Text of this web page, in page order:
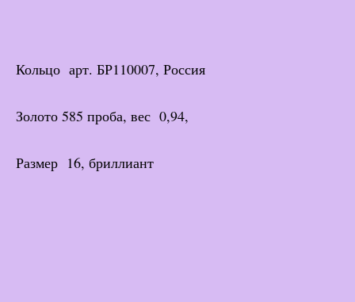
Кольцо арт. БР110007, Россия
Золото 585 проба, вес 0,94,
Размер 16, бриллиант